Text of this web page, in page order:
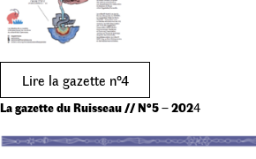
Lire la gazette n°4
La gazette du Ruisseau // N°5–2024